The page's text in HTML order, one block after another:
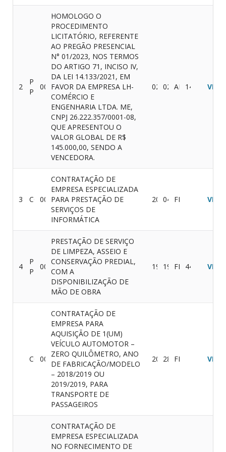
2
PREGÃO
PRESENCIAL
001/2023
HOMOLOGO O
PROCEDIMENTO
LICITATÓRIO, REFERENTE
AO PREGÃO PRESENCIAL
N° 01/2023, NOS TERMOS
DO ARTIGO 71, INCISO IV,
DA LEI 14.133/2021, EM
FAVOR DA EMPRESA LH-
COMÉRCIO E
ENGENHARIA LTDA. ME,
CNPJ 26.222.357/0001-08,
QUE APRESENTOU O
VALOR GLOBAL DE R$
145.000,00, SENDO A
VENCEDORA.
02/08/2023
02/08/2023
ABERTO145.000,00
VER
3 CONVITE
001/2019
CONTRATAÇÃO DE
EMPRESA ESPECIALIZADA
PARA PRESTAÇÃO DE
SERVIÇOS DE
INFORMÁTICA
20/11/2019
04/12/2019
FINALIZADO
VER
4
PREGÃO
PRESENCIAL
001/2019
PRESTAÇÃO DE SERVIÇO
DE LIMPEZA, ASSEIO E
CONSERVAÇÃO PREDIAL,
COM A
DISPONIBILIZAÇÃO DE
MÃO DE OBRA
19/08/2019
19/08/2019
FINALIZADO
44.193,80
VER
CONVITE
003/2018
CONTRATAÇÃO DE
EMPRESA PARA
AQUISIÇÃO DE 1(UM)
VEÍCULO AUTOMOTOR –
ZERO QUILÔMETRO, ANO
DE FABRICAÇÃO/MODELO
– 2018/2019 OU
2019/2019, PARA
TRANSPORTE DE
PASSAGEIROS
20/11/2018
28/11/2018
FINALIZADO
VER
CONTRATAÇÃO DE
EMPRESA ESPECIALIZADA
NO FORNECIMENTO DE